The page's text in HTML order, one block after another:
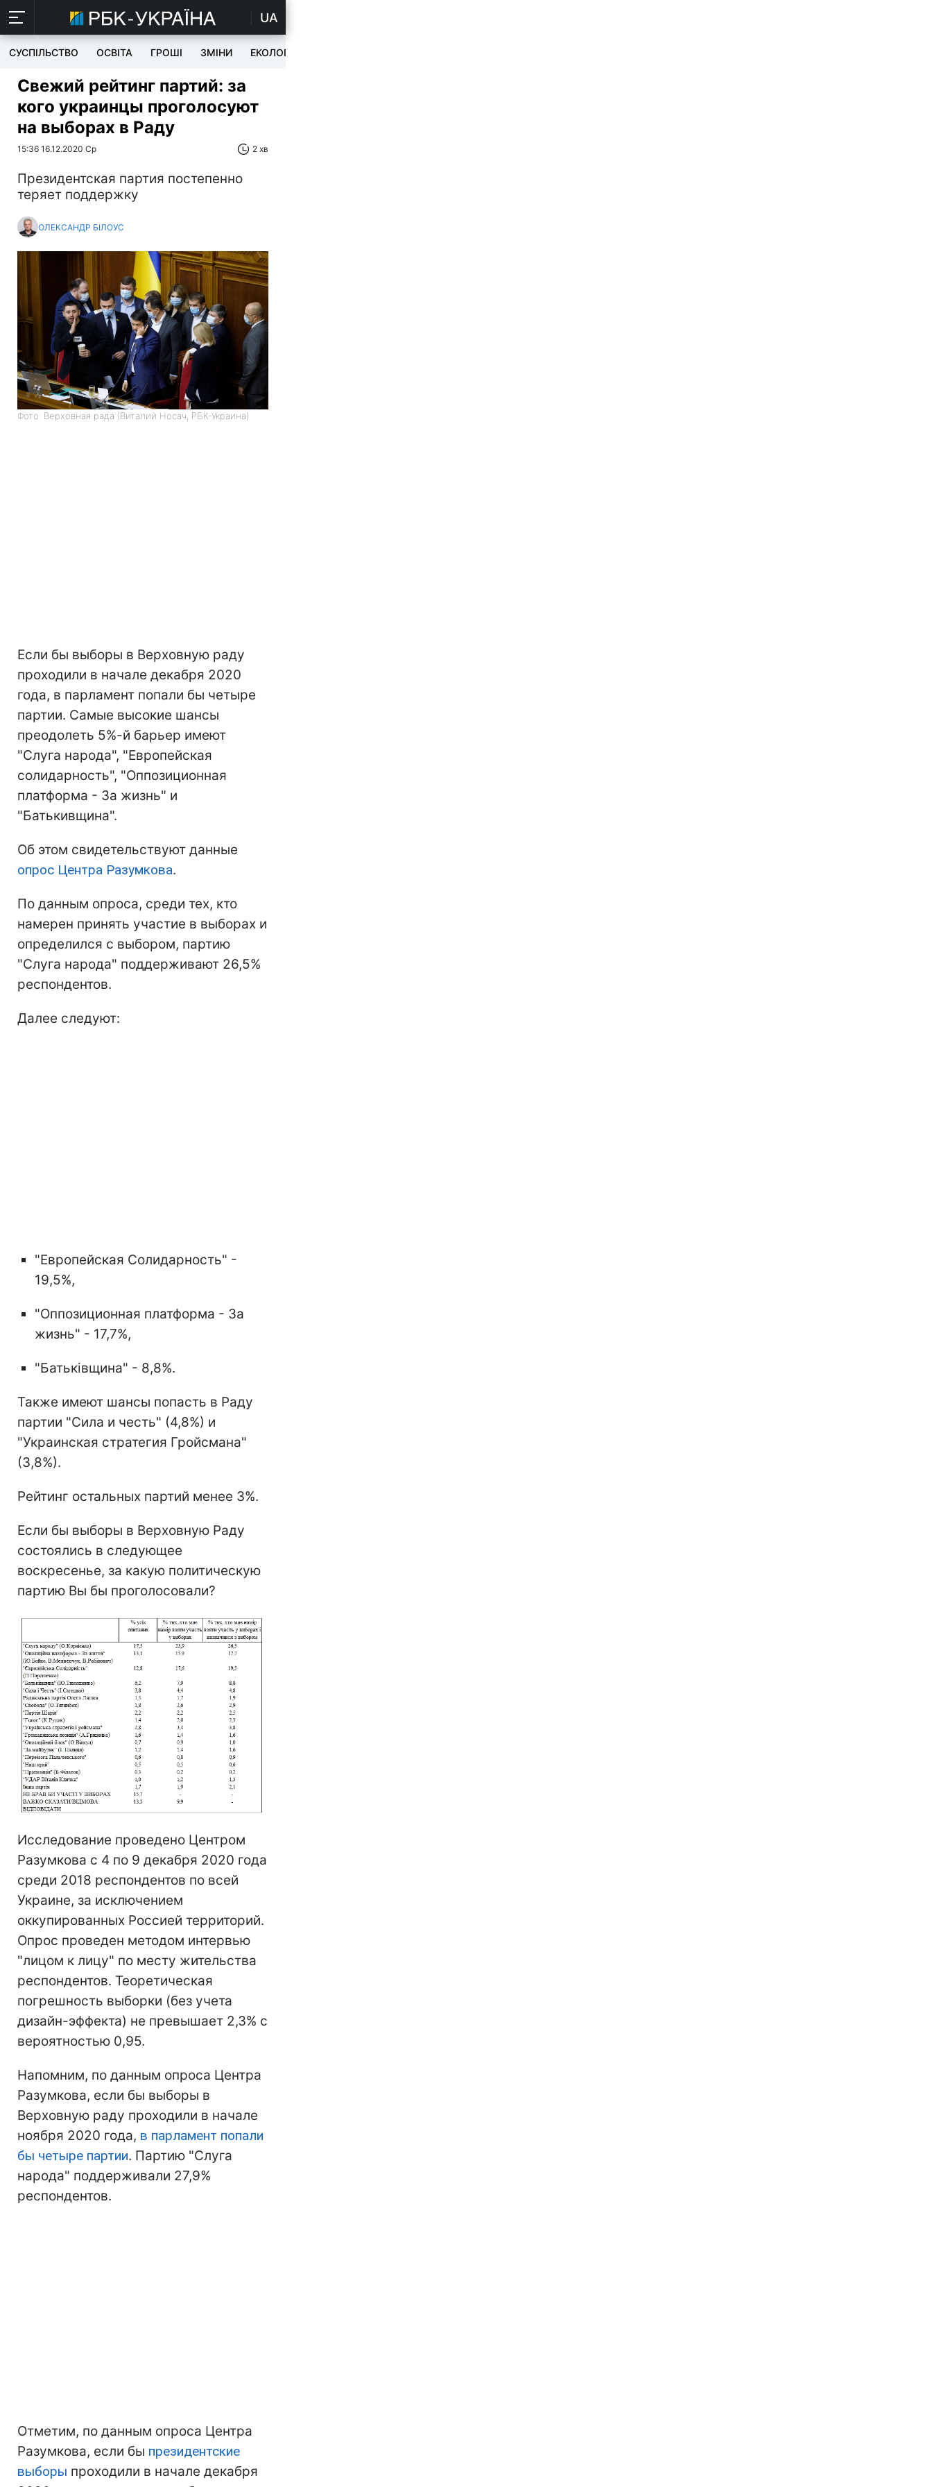
UA
СУСПІЛЬСТВО ОСВІТА ГРОШІ ЗМІНИ ЕКОЛОГІЯ
Свежий рейтинг партий: за
кого украинцы проголосуют
на выборах в Раду
15:36 16.12.2020 Ср 2 хв
Президентская партия постепенно
теряет поддержку
ОЛЕКСАНДР БІЛОУС
Фото: Верховная рада (Виталий Носач, РБК-Украина)
Если бы выборы в Верховную раду
проходили в начале декабря 2020
года, в парламент попали бы четыре
партии. Самые высокие шансы
преодолеть 5%-й барьер имеют
"Слуга народа", "Европейская
солидарность", "Оппозиционная
платформа - За жизнь" и
"Батькивщина".
Об этом свидетельствуют данные
опрос Центра Разумкова.
По данным опроса, среди тех, кто
намерен принять участие в выборах и
определился с выбором, партию
"Слуга народа" поддерживают 26,5%
респондентов.
Далее следуют:
"Европейская Солидарность" -
19,5%,
"Оппозиционная платформа - За
жизнь" - 17,7%,
"Батьківщина" - 8,8%.
Также имеют шансы попасть в Раду
партии "Сила и честь" (4,8%) и
"Украинская стратегия Гройсмана"
(3,8%).
Рейтинг остальных партий менее 3%.
Если бы выборы в Верховную Раду
состоялись в следующее
воскресенье, за какую политическую
партию Вы бы проголосовали?
Исследование проведено Центром
Разумкова с 4 по 9 декабря 2020 года
среди 2018 респондентов по всей
Украине, за исключением
оккупированных Россией территорий.
Опрос проведен методом интервью
"лицом к лицу" по месту жительства
респондентов. Теоретическая
погрешность выборки (без учета
дизайн-эффекта) не превышает 2,3% с
вероятностью 0,95.
Напомним, по данным опроса Центра
Разумкова, если бы выборы в
Верховную раду проходили в начале
ноября 2020 года, в парламент попали
бы четыре партии. Партию "Слуга
народа" поддерживали 27,9%
респондентов.
Отметим, по данным опроса Центра
Разумкова, если бы президентские
выборы проходили в начале декабря